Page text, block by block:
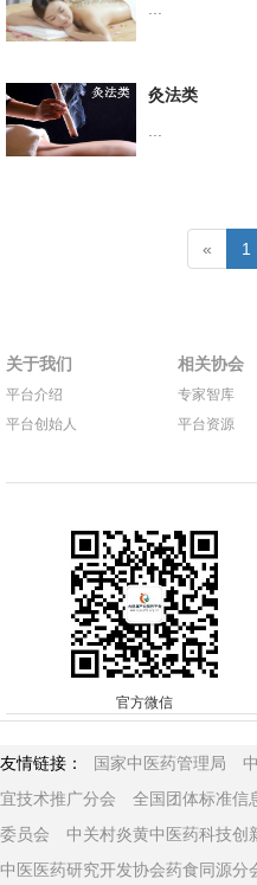
灸法类
« 1
关于我们
平台介绍
平台创始人
相关协会
专家智库
平台资源
官方微信
友情链接： 国家中医药管理局
宜技术推广分会
全国团体标准信
委员会
中关村炎黄中医药科技创
中医医药研究开发协会药食同源分